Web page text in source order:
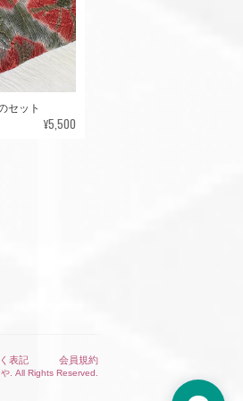
セット
¥5,500
表記 会員規約
. All Rights Reserved.